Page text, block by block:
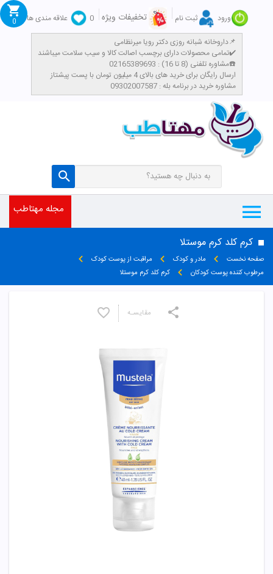
ورود ثبت نام تخفیفات ویژه 0
علاقه مندی ها
داروخانه شبانه روزی دکتر رویا میرنظامی📌
تمامی محصولات دارای برچسب اصالت کالا و سیب سلامت میباشند✔️
مشاوره تلفنی (8 تا 16) : 02165389693☎️
​ارسال رایگان برای خرید های بالای 4 میلیون تومان با پست پیشتاز
مشاوره خرید در برنامه بله : 09302007587
0
مجله مهتاطب
کرم کلد کرم موستلا
صفحه نخست مادر و کودک
مراقبت از پوست کودک
مرطوب کننده پوست کودکان
کرم کلد کرم موستلا
مقایسـه